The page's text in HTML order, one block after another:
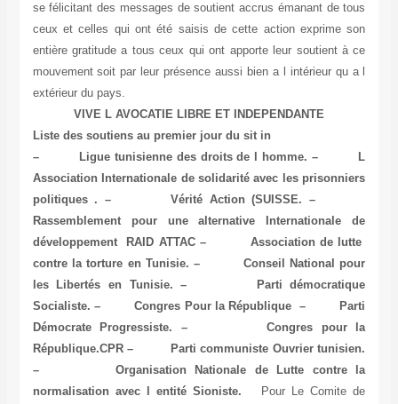
se félicitant des messages de soutient accrus émanant de tous
ceux et celles qui ont été saisis de cette action exprime son
entière gratitude a tous ceux qui ont apporte leur soutient à ce
mouvement soit par leur présence aussi bien a l intérieur qu a l
extérieur du pays.
VIVE L AVOCATIE LIBRE ET INDEPENDANTE
Liste des soutiens au premier jour du sit in
– Ligue tunisienne des droits de l homme. – L
Association Internationale de solidarité avec les prisonniers
politiques . – Vérité Action (SUISSE. –
Rassemblement pour une alternative Internationale de
développement RAID ATTAC – Association de lutte
contre la torture en Tunisie. – Conseil National pour
les Libertés en Tunisie. – Parti démocratique
Socialiste. – Congres Pour la République – Parti
Démocrate Progressiste. – Congres pour la
République.CPR – Parti communiste Ouvrier tunisien.
– Organisation Nationale de Lutte contre la
normalisation avec l entité Sioniste.
Pour Le Comite de